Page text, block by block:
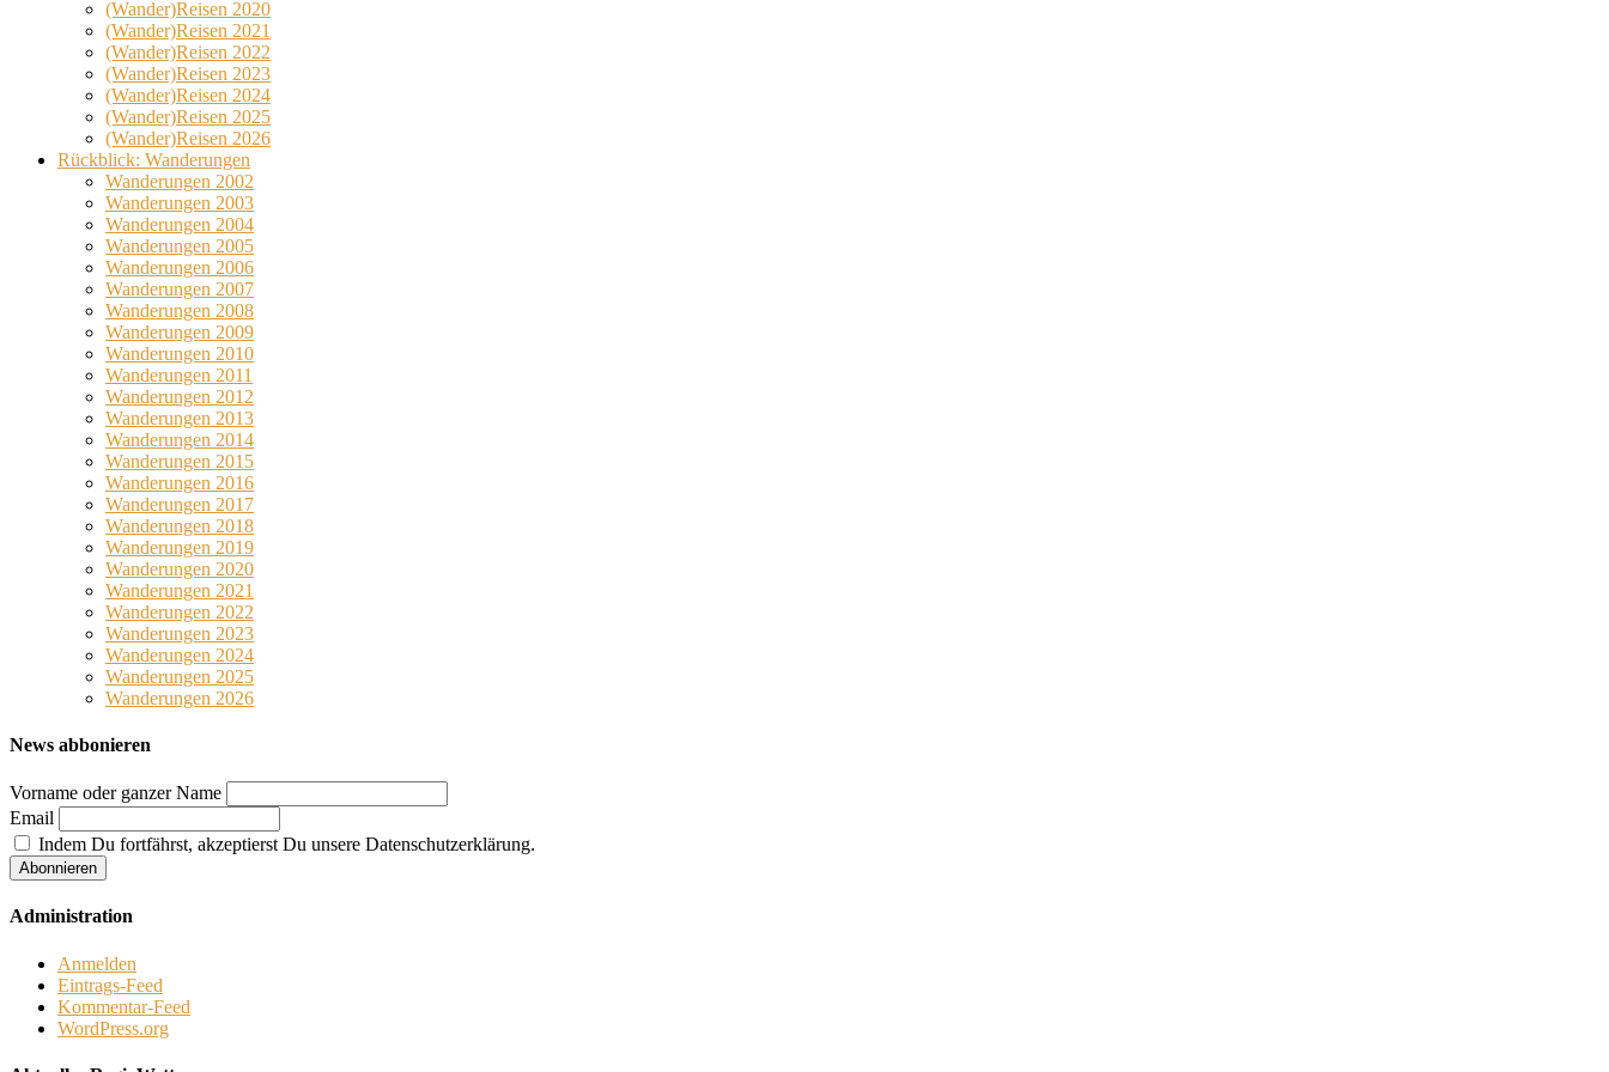
(Wander)Reisen 2020
(Wander)Reisen 2021
(Wander)Reisen 2022
(Wander)Reisen 2023
(Wander)Reisen 2024
(Wander)Reisen 2025
(Wander)Reisen 2026
Rückblick: Wanderungen
Wanderungen 2002
Wanderungen 2003
Wanderungen 2004
Wanderungen 2005
Wanderungen 2006
Wanderungen 2007
Wanderungen 2008
Wanderungen 2009
Wanderungen 2010
Wanderungen 2011
Wanderungen 2012
Wanderungen 2013
Wanderungen 2014
Wanderungen 2015
Wanderungen 2016
Wanderungen 2017
Wanderungen 2018
Wanderungen 2019
Wanderungen 2020
Wanderungen 2021
Wanderungen 2022
Wanderungen 2023
Wanderungen 2024
Wanderungen 2025
Wanderungen 2026
News abbonieren
Vorname oder ganzer Name
Email
Indem Du fortfährst, akzeptierst Du unsere Datenschutzerklärung.
Administration
Anmelden
Eintrags-Feed
Kommentar-Feed
WordPress.org